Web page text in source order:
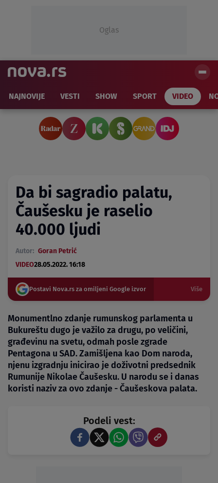
Oglas
NAJNOVIJE VESTI SHOW SPORT VIDEO
Da bi sagradio palatu,
Čaušesku je raselio
40.000 ljudi
Autor: Goran Petrić
VIDEO28.05.2022. 16:18
Postavi Nova.rs za omiljeni Google izvor Više
Monumentlno zdanje rumunskog parlamenta u
Bukureštu dugo je važilo za drugu, po veličini,
građevinu na svetu, odmah posle zgrade
Pentagona u SAD. Zamišljena kao Dom naroda,
njenu izgradnju inicirao je doživotni predsednik
Rumunije Nikolae Čaušesku. U narodu se i danas
koristi naziv za ovo zdanje - Čaušeskova palata.
Podeli vest: